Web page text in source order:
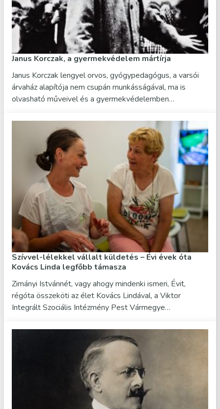
Janus Korczak, a gyermekvédelem mártírja
Janus Korczak lengyel orvos, gyógypedagógus, a varsói
árvaház alapítója nem csupán munkásságával, ma is
olvasható műveivel és a gyermekvédelemben…
Szívvel-lélekkel vállalt küldetés – Évi évek óta
Kovács Linda legfőbb támasza
Zimányi Istvánnét, vagy ahogy mindenki ismeri, Évit,
régóta összeköti az élet Kovács Lindával, a Viktor
Integrált Szociális Intézmény Pest Vármegye…